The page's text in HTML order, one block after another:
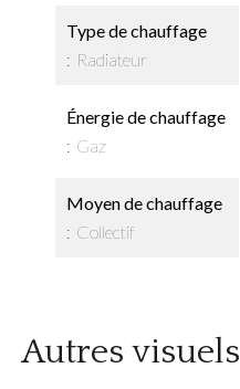
Type de chauffage
Radiateur
Énergie de chauffage
Gaz
Moyen de chauffage
Collectif
Autres visuels